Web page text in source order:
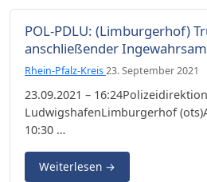
POL-PDLU: (Limburgerhof)
anschließender
Rhein-Pfalz-Kreis23. September 2021
23.09.2021 – 16:24Polizeidirektion
LudwigshafenLimburgerhof
10:30 …
Weiterlesen →